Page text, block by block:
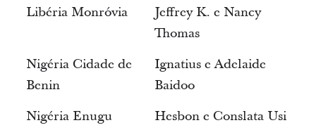
Libéria Monróvia
Jeffrey K. e Nancy
Thomas
Nigéria Cidade de
Benin
Ignatius e Adelaide
Baidoo
Nigéria Enugu
Hesbon e Conslata Usi